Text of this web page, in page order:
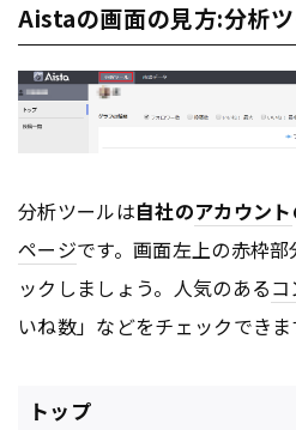
Aistaの画面の見方:分析
分析ツールは自社のアカウント
ページです。画面左上の赤枠
ックしましょう。人気のある
いね数」などをチェックできま
トップ